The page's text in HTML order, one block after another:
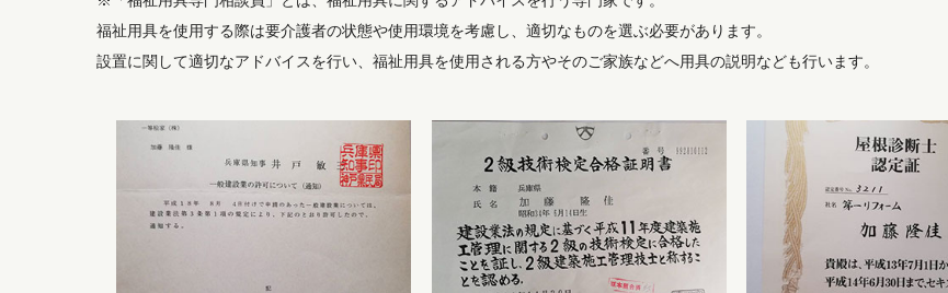
福祉用具を使用する際は要介護者の状態や使用環境を考慮し、適切なものを選ぶ必要があります。
設置に関して適切なアドバイスを行い、福祉用具を使用される方やそのご家族などへ用具の説明なども行います。